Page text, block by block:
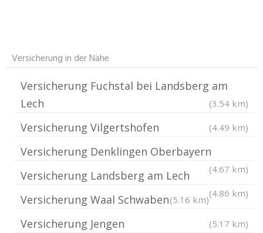
Versicherung in der Nähe
Versicherung Fuchstal bei Landsberg am
Lech
(3.54 km)
Versicherung Vilgertshofen (4.49 km)
Versicherung Denklingen Oberbayern
(4.67 km)
Versicherung Landsberg am Lech
(4.86 km)
Versicherung Waal Schwaben(5.16 km)
Versicherung Jengen (5.17 km)